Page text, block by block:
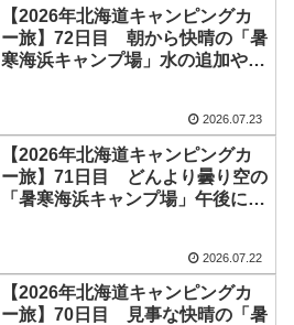
り♪いつものごとく、前夜祭で飛
ばしすぎです^^;
【2026年北海道キャンピングカ
ー旅】72日目 朝から快晴の「暑
寒海浜キャンプ場」水の追加や入
「上芦別公園」に無事到着＼
(^o^)／ 明日はかなやま湖キャ
ンプ場入りです
2026.07.23
【2026年北海道キャンピングカ
ー旅】71日目 どんより曇り空の
「暑寒海浜キャンプ場」午後に
方から「とこ旅」号で0時過ぎま
で楽しい宴会でした♪
2026.07.22
【2026年北海道キャンピングカ
ー旅】70日目 見事な快晴の「暑